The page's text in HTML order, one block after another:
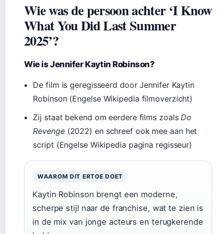
Wie was de persoon achter ‘I Know
What You Did Last Summer
2025’?
Wie is Jennifer Kaytin Robinson?
De film is geregisseerd door Jennifer Kaytin
Robinson (Engelse Wikipedia filmoverzicht)
Zij staat bekend om eerdere films zoalsDo
Revenge(2022) en schreef ook mee aan het
script (Engelse Wikipedia pagina regisseur)
WAAROM DIT ERTOE DOET
Kaytin Robinson brengt een moderne,
scherpe stijl naar de franchise, wat te zien is
in de mix van jonge acteurs en terugkerende